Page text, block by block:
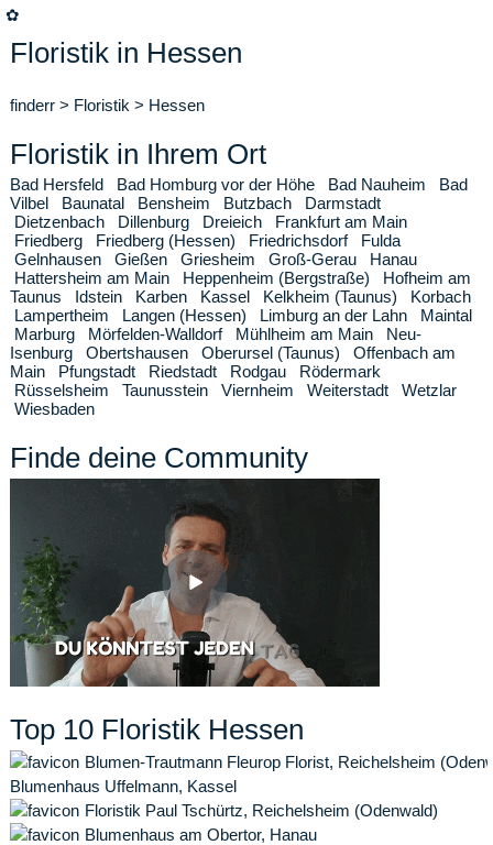
✿
Floristik in Hessen
finderr > Floristik > Hessen
Floristik in Ihrem Ort
Bad Hersfeld Bad Homburg vor der Höhe Bad Nauheim
Bad
Vilbel
Baunatal Bensheim Butzbach
Darmstadt
Dietzenbach
Dillenburg Dreieich
Frankfurt am Main
Friedberg
Friedberg (Hessen) Friedrichsdorf
Fulda
Gelnhausen
Gießen Griesheim Groß-Gerau
Hanau
Hattersheim am Main
Heppenheim (Bergstraße)
Hofheim am
Taunus
Idstein Karben Kassel Kelkheim (Taunus)
Korbach
Lampertheim
Langen (Hessen) Limburg an der Lahn
Maintal
Marburg
Mörfelden-Walldorf Mühlheim am Main
Neu-
Isenburg
Obertshausen Oberursel (Taunus)
Offenbach am
Main
Pfungstadt Riedstadt Rodgau
Rödermark
Rüsselsheim
Taunusstein Viernheim Weiterstadt
Wetzlar
Wiesbaden
Finde deine Community
Top 10 Floristik Hessen
Blumen-Trautmann Fleurop Florist, Reichelsheim
Blumenhaus Uffelmann, Kassel
Floristik Paul Tschürtz, Reichelsheim (Odenwald)
Blumenhaus am Obertor, Hanau